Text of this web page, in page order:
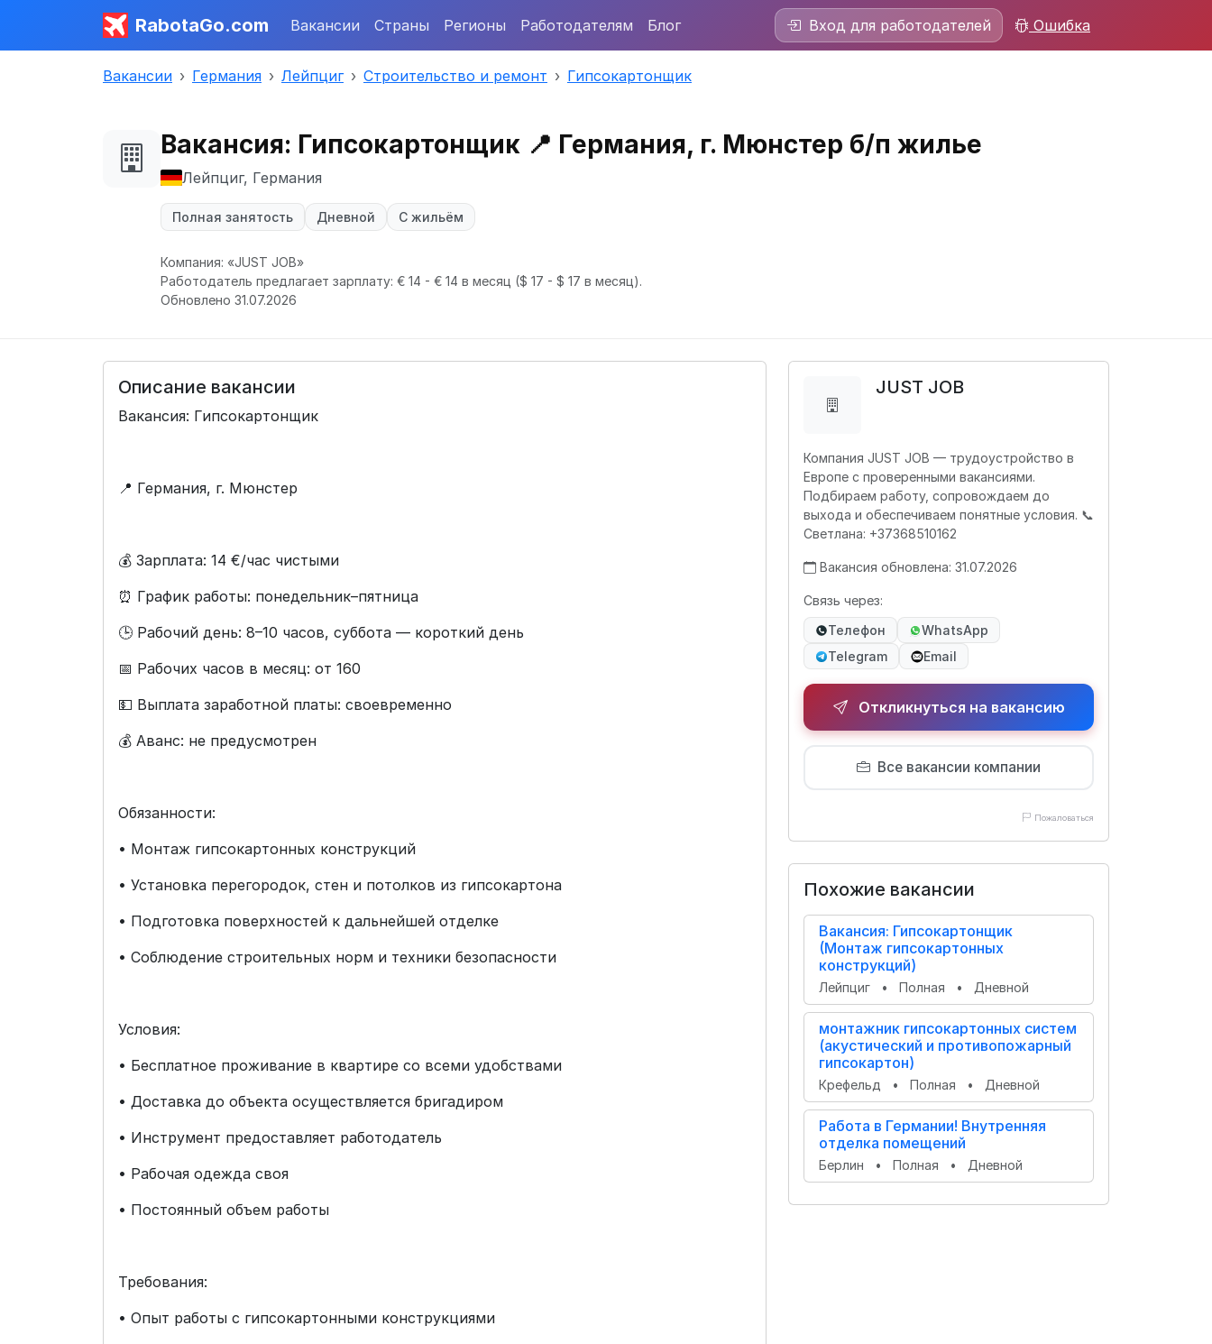
RabotaGo.com Вакансии Страны Регионы Работодателям Блог Вход для работодателей Ошибка
Вакансии Германия Лейпциг Строительство и ремонт Гипсокартонщик
Вакансия: Гипсокартонщик 📍 Германия, г. Мюнстер б/п жилье
Лейпциг, Германия
Полная занятость Дневной С жильём
Компания: «JUST JOB»
Работодатель предлагает зарплату: € 14 - € 14 в месяц ($ 17 - $ 17 в месяц).
Обновлено 31.07.2026
Описание вакансии
Вакансия: Гипсокартонщик
📍 Германия, г. Мюнстер
💰 Зарплата: 14 €/час чистыми
⏰ График работы: понедельник–пятница
🕒 Рабочий день: 8–10 часов, суббота — короткий день
📅 Рабочих часов в месяц: от 160
💵 Выплата заработной платы: своевременно
💰 Аванс: не предусмотрен
Обязанности:
• Монтаж гипсокартонных конструкций
• Установка перегородок, стен и потолков из гипсокартона
• Подготовка поверхностей к дальнейшей отделке
• Соблюдение строительных норм и техники безопасности
Условия:
• Бесплатное проживание в квартире со всеми удобствами
• Доставка до объекта осуществляется бригадиром
• Инструмент предоставляет работодатель
• Рабочая одежда своя
• Постоянный объем работы
Требования:
• Опыт работы с гипсокартонными конструкциями
JUST JOB
Компания JUST JOB — трудоустройство в
Европе с проверенными вакансиями.
Подбираем работу, сопровождаем до
выхода и обеспечиваем понятные условия. 📞
Светлана: +37368510162
Вакансия обновлена: 31.07.2026
Связь через:
Телефон
WhatsApp
Telegram
Email
Откликнуться на вакансию
Все вакансии компании
Пожаловаться
Похожие вакансии
Вакансия: Гипсокартонщик
(Монтаж гипсокартонных
конструкций)
Лейпциг • Полная • Дневной
монтажник гипсокартонных систем
(акустический и противопожарный
гипсокартон)
Крефельд • Полная • Дневной
Работа в Германии! Внутренняя
отделка помещений
Берлин • Полная • Дневной